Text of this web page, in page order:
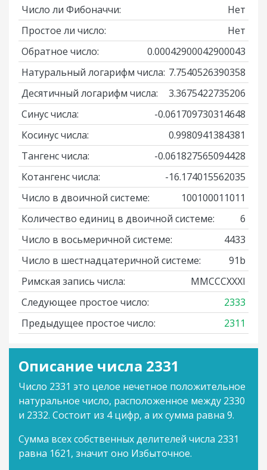
Число ли Фибоначчи:
Нет
Простое ли число:
Нет
Обратное число:
0.00042900042900043
Натуральный логарифм числа: 7.7540526390358
Десятичный логарифм числа:
3.3675422735206
Синус числа:
-0.061709730314648
Косинус числа:
0.9980941384381
Тангенс числа:
-0.061827565094428
Котангенс числа:
-16.174015562035
Число в двоичной системе:
100100011011
Количество единиц в двоичной системе:
6
Число в восьмеричной системе:
4433
Число в шестнадцатеричной системе:
91b
Римская запись числа:
MMCCCXXXI
Следующее простое число:
2333
Предыдущее простое число:
2311
Описание числа 2331
Число 2331 это целое нечетное положительное
натуральное число, расположенное между 2330
и 2332. Состоит из 4 цифр, а их сумма равна 9.
Сумма всех собственных делителей числа 2331
равна 1621, значит оно Избыточное.